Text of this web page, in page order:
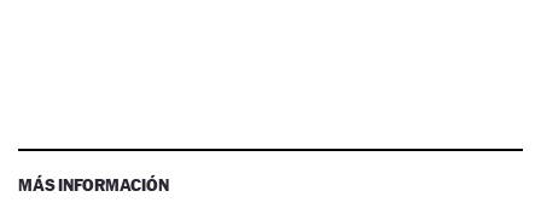
MÁS INFORMACIÓN